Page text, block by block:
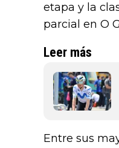
etapa y la
parcial en O
Leer más
Entre sus